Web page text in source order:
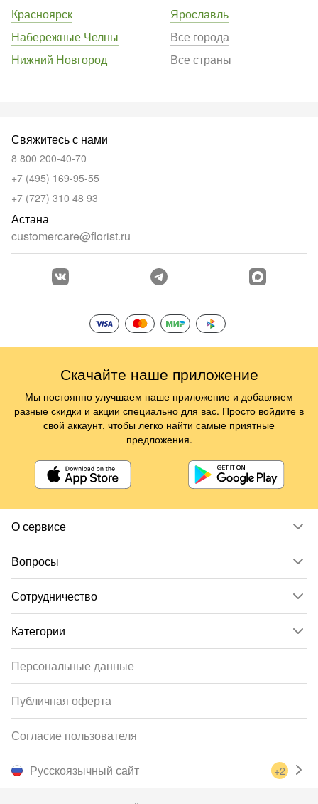
Красноярск
Набережные Челны
Нижний Новгород
Ярославль
Все города
Все страны
О сервисе
Вопросы
Сотрудничество
Категории
Свяжитесь с нами
8 800 200-40-70
+7 (495) 169-95-55
+7 (727) 310 48 93
Астана
customercare@florist.ru
Русскоязычный сайт +2
Персональные данные
Публичная оферта
Согласие пользователя
Скачайте наше приложение
Мы постоянно улучшаем наше приложение и добавляем
разные скидки и акции специально для вас. Просто войдите в
свой аккаунт, чтобы легко найти самые приятные
предложения.